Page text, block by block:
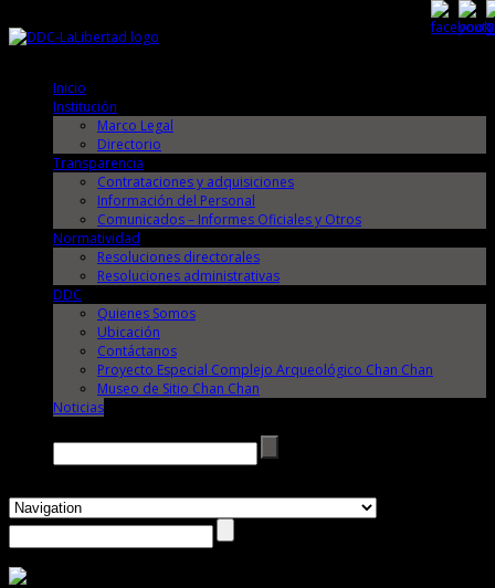
Inicio
Institución
Marco Legal
Directorio
Transparencia
Contrataciones y adquisiciones
Información del Personal
Comunicados – Informes Oficiales y Otros
Normatividad
Resoluciones directorales
Resoluciones administrativas
DDC
Quienes Somos
Ubicación
Contáctanos
Proyecto Especial Complejo Arqueológico Chan Chan
Museo de Sitio Chan Chan
Noticias